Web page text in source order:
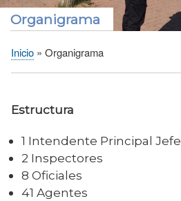
Organigrama
Sobrescribir
ayuda
navegación
Inicio Organigrama
Estructura
1 Intendente Principal Jefe
2 Inspectores
8 Oficiales
41 Agentes